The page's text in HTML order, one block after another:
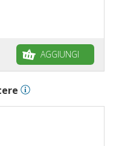
AGGIUNGI